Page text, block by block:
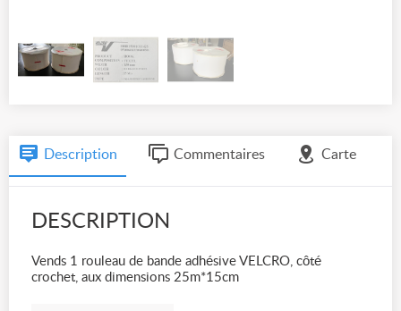
Description Commentaires Carte
DESCRIPTION
Vends 1 rouleau de bande adhésive VELCRO, côté
crochet, aux dimensions 25m*15cm